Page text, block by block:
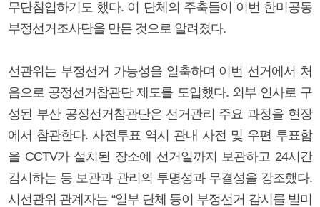
무단침입하기도 했다. 이 단체의 주축들이 이번 한미공동
부정선거조사단을 만든 것으로 알려졌다.
선관위는 부정선거 가능성을 일축하며 이번 선거에서 처
음으로 공정선거참관단 제도를 도입했다. 외부 인사로 구
성된 부산 공정선거참관단은 선거관리 주요 과정을 현장
에서 참관한다. 사전투표 역시 관내 사전 및 우편 투표함
을 CCTV가 설치된 장소에 선거일까지 보관하고 24시간
감시하는 등 보관과 관리의 투명성과 무결성을 강조했다.
시선관위 관계자는 “일부 단체 등이 부정선거 감시를 빌미